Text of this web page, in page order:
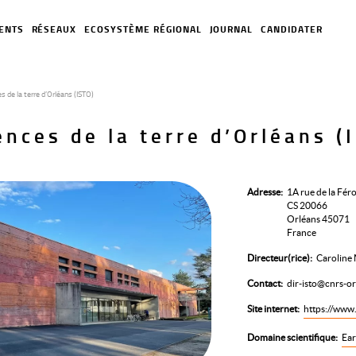
RÉSEAUX ECOSYSTÈME RÉGIONAL JOURNAL CANDIDATER
de la terre d’Orléans (ISTO)
de la terre d’Orléans
Adresse
1A rue de la
CS 20066
Orléans 45071
France
Directeur(rice) Caroline
Contact dir-isto@cnrs-
Site internet https://
Domaine scientifique